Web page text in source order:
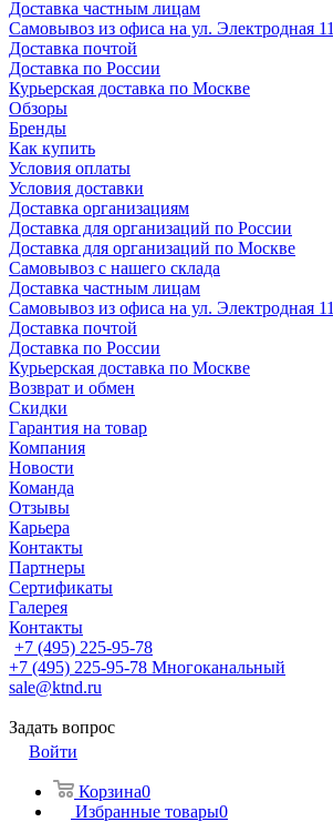
Доставка частным лицам
Самовывоз из офиса на ул. Электродная 11
Доставка почтой
Доставка по России
Курьерская доставка по Москве
Обзоры
Бренды
Как купить
Условия оплаты
Условия доставки
Доставка организациям
Доставка для организаций по России
Доставка для организаций по Москве
Самовывоз с нашего склада
Доставка частным лицам
Самовывоз из офиса на ул. Электродная 11
Доставка почтой
Доставка по России
Курьерская доставка по Москве
Возврат и обмен
Скидки
Гарантия на товар
Компания
Новости
Команда
Отзывы
Карьера
Контакты
Партнеры
Сертификаты
Галерея
Контакты
+7 (495) 225-95-78
+7 (495) 225-95-78 Многоканальный
sale@ktnd.ru
Задать вопрос
Войти
Корзина0
Избранные товары0